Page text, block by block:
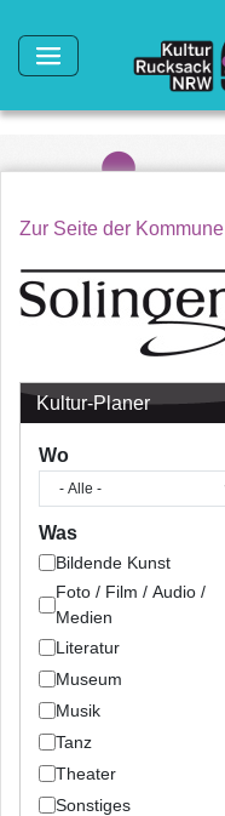
Zur Seite der Kommune
Kultur-Planer
Wo
Was
Bildende Kunst
Foto / Film / Audio /
Medien
Literatur
Museum
Musik
Tanz
Theater
Sonstiges